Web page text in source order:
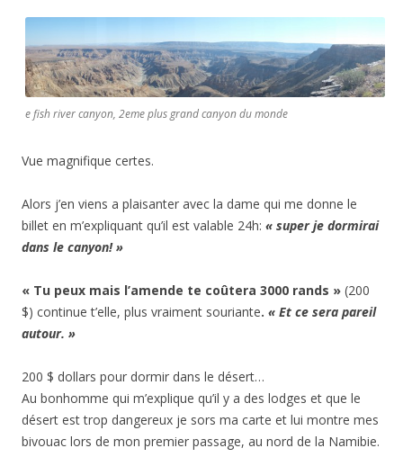
e fish river canyon, 2eme plus grand canyon du monde
Vue magnifique certes.
Alors j’en viens a plaisanter avec la dame qui me donne le
billet en m’expliquant qu’il est valable 24h: « super je dormirai
dans le canyon! »
« Tu peux mais l’amende te coûtera 3000 rands » (200
$) continue t’elle, plus vraiment souriante. « Et ce sera pareil
autour. »
200 $ dollars pour dormir dans le désert…
Au bonhomme qui m’explique qu’il y a des lodges et que le
désert est trop dangereux je sors ma carte et lui montre mes
bivouac lors de mon premier passage, au nord de la Namibie.